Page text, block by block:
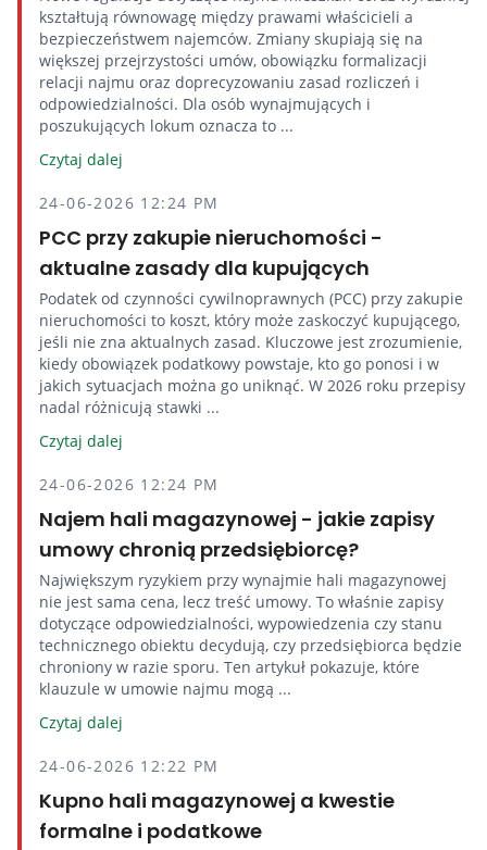
kształtują równowagę między prawami właścicieli a
bezpieczeństwem najemców. Zmiany skupiają się na
większej przejrzystości umów, obowiązku formalizacji
relacji najmu oraz doprecyzowaniu zasad rozliczeń i
odpowiedzialności. Dla osób wynajmujących i
poszukujących lokum oznacza to ...
Czytaj dalej
24-06-2026 12:24 PM
PCC przy zakupie nieruchomości -
aktualne zasady dla kupujących
Podatek od czynności cywilnoprawnych (PCC) przy zakupie
nieruchomości to koszt, który może zaskoczyć kupującego,
jeśli nie zna aktualnych zasad. Kluczowe jest zrozumienie,
kiedy obowiązek podatkowy powstaje, kto go ponosi i w
jakich sytuacjach można go uniknąć. W 2026 roku przepisy
nadal różnicują stawki ...
Czytaj dalej
24-06-2026 12:24 PM
Najem hali magazynowej - jakie zapisy
umowy chronią przedsiębiorcę?
Największym ryzykiem przy wynajmie hali magazynowej
nie jest sama cena, lecz treść umowy. To właśnie zapisy
dotyczące odpowiedzialności, wypowiedzenia czy stanu
technicznego obiektu decydują, czy przedsiębiorca będzie
chroniony w razie sporu. Ten artykuł pokazuje, które
klauzule w umowie najmu mogą ...
Czytaj dalej
24-06-2026 12:22 PM
Kupno hali magazynowej a kwestie
formalne i podatkowe